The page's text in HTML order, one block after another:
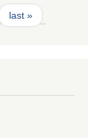
last »